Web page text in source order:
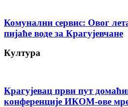
Комунални сервис: Овог
пијаће воде за Крагујевчане
Култура
Крагујевац први пут
конференције ИКОМ-ове